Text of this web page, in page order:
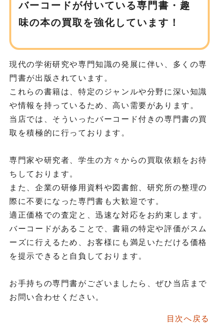
バーコードが付いている専門書・趣
味の本の買取を強化しています！
現代の学術研究や専門知識の発展に伴い、多くの専
門書が出版されています。
これらの書籍は、特定のジャンルや分野に深い知識
や情報を持っているため、高い需要があります。
当店では、そういったバーコード付きの専門書の買
取を積極的に行っております。
専門家や研究者、学生の方々からの買取依頼をお待
ちしております。
また、企業の研修用資料や図書館、研究所の整理の
際に不要になった専門書も大歓迎です。
適正価格での査定と、迅速な対応をお約束します。
バーコードがあることで、書籍の特定や評価がスム
ーズに行えるため、お客様にも満足いただける価格
を提示できると自負しております。
お手持ちの専門書がございましたら、ぜひ当店まで
お問い合わせください。
目次へ戻る